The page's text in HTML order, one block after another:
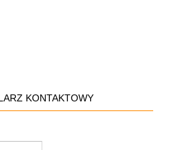
KONTAKTOWY